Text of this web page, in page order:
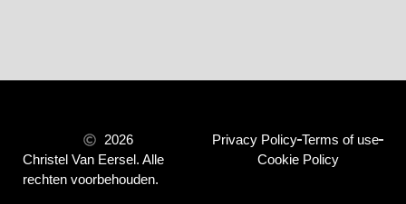
2026
Christel Van Eersel. Alle
rechten voorbehouden.
Privacy Policy Terms of use
Cookie Policy